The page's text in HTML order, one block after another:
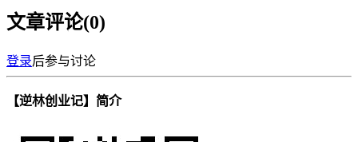
文章评论(0)
登录后参与讨论
【逆林创业记】简介